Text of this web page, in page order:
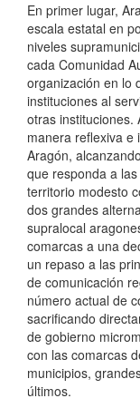
En primer lugar,
escala estatal en
niveles
cada Comunidad
organización en lo
instituciones al
otras instituciones.
manera reflexiva e
Aragón,
que responda a
territorio modesto
dos grandes
supralocal
comarcas a una
un repaso a las
de comunicación
número actual de
sacrificando
de gobierno
con las comarcas
municipios,
últimos.